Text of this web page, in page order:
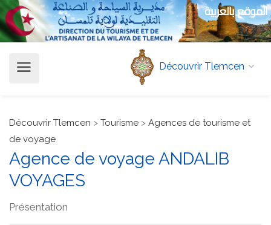
الموقع بالعربية
Découvrir Tlemcen
Découvrir Tlemcen > Tourisme > Agences de tourisme et
de voyage
Agence de voyage ANDALIB
VOYAGES
Présentation